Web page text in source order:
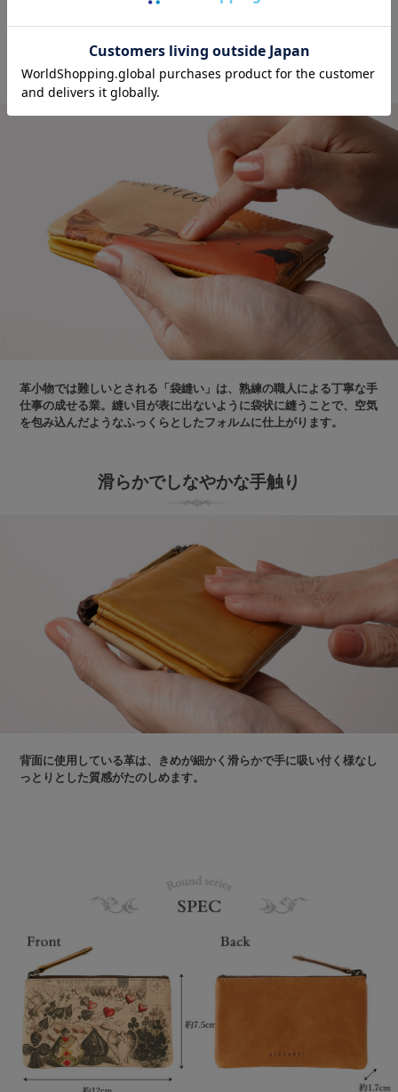
空気を包み込むような、
ふっくらフォルム
革小物では難しいとされる「袋縫い」は、熟練の職人による丁寧な手
仕事の成せる業。縫い目が表に出ないように袋状に縫うことで、空気
を包み込んだようなふっくらとしたフォルムに仕上がります。
滑らかでしなやかな手触り
背面に使用している革は、きめが細かく滑らかで手に吸い付く様なし
っとりとした質感がたのしめます。